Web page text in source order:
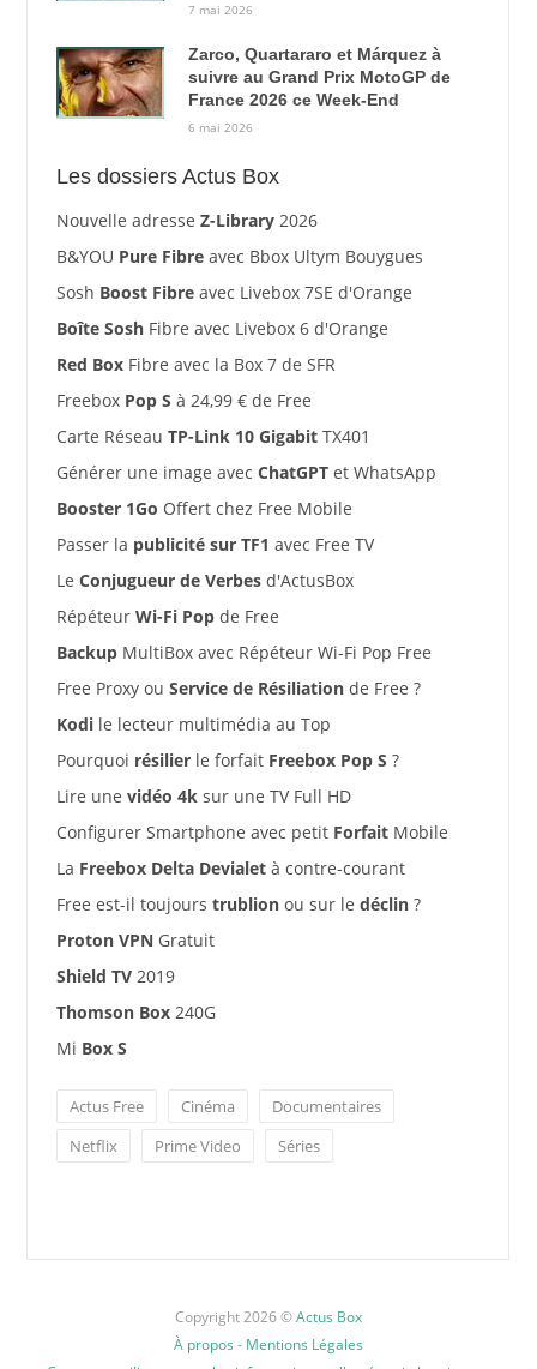
7 mai 2026
Zarco, Quartararo et Márquez à
suivre au Grand Prix MotoGP de
France 2026 ce Week-End
6 mai 2026
Les dossiers Actus Box
Nouvelle adresse Z-Library2026
B&YOU Pure Fibreavec Bbox Ultym Bouygues
Sosh Boost Fibreavec Livebox 7SE d'Orange
Boîte SoshFibre avec Livebox 6 d'Orange
Red BoxFibre avec la Box 7 de SFR
Freebox Pop S à 24,99 € de Free
Carte Réseau TP-Link 10 GigabitTX401
Générer une image avec ChatGPTet WhatsApp
Booster 1Go Offert chez Free Mobile
Passer la publicité sur TF1 avec Free TV
Le Conjugueur de Verbesd'ActusBox
Répéteur Wi-Fi Popde Free
BackupMultiBox avec Répéteur Wi-Fi Pop Free
Free Proxy ou Service de Résiliationde Free ?
Kodile lecteur multimédia au Top
Pourquoi résilierle forfait Freebox Pop S ?
Lire une vidéo 4ksur une TV Full HD
Configurer Smartphone avec petit ForfaitMobile
La Freebox Delta Devialetà contre-courant
Free est-il toujours trublionou sur le déclin?
Proton VPN Gratuit
Shield TV2019
Thomson Box240G
Mi Box S
Actus Free Cinéma
Documentaires
Netflix
Prime Video Séries
Copyright 2026 ©Actus Box
À propos - Mentions Légales